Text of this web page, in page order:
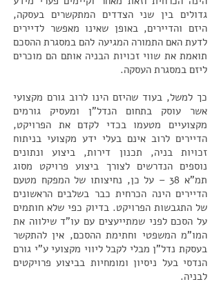
גדולים בין שני הצדדים המתקשרים בעסקה,
היזם והדיירים, באופן שאינו מאפשר לדיירים
לדעת האם התמורה המגיעה להם במסגרת ההסכם
תואמת את שווי זכויות הבניה אותם הם מוכרים
ליזם במסגרת העסקה.
כך למשל, בעוד שהיזם הינו לרוב גורם מקצועי
אשר עוסק בתחום הנדל"ן ומעסיק גורמים
מקצועיים מטעמו בכדי לקדם את הפרויקט,
הדיירים לרוב אינם בעלי ידע מקצועי בניתוח
זכויות בניה, תכנון דירות, ביצוע ונתונים
נוספים הנדרשים לצורך ביצוע פרויקט מסוג
תמ"א 38 – על כן, נחיצותו של המפקח מטעם
הדיירים הינה הכרחית כבר בשלבים הראשונים
של התגבשות הפרויקט. בדיוק כפי שלא חותמים
על הסכם לפני שמתייעצים עם עו"ד שילווה את
המו"מ המשפטי וחתימת ההסכם, אין להתקשר
בעסקת נדל"ן מבלי לקבל ליווי מקצועי ע"י גורם
הנדסי בעל ניסיון ומומחיות בביצוע פרויקטים
לבניה.